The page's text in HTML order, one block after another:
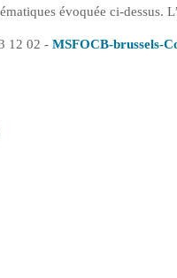
évoquée ci-dessus.
12 02 - MSFOCB-brussels-